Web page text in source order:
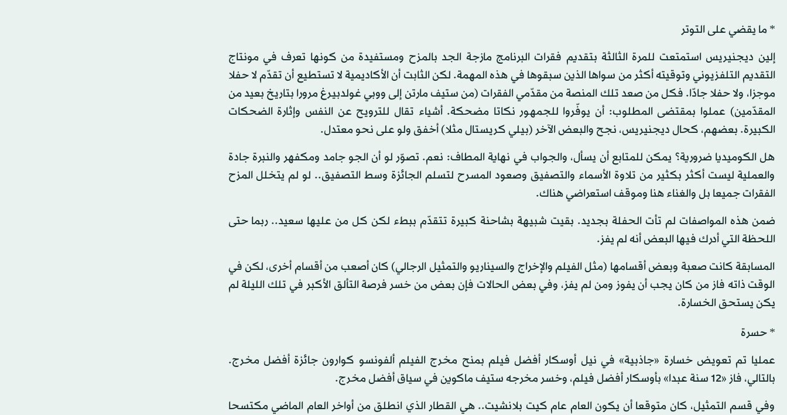
* ما يقضي على التوتر
إلين ديجنيريس استمتعت للمرة الثالثة بتقديم فقرات البرنامج مازجة الجد بالمزح ومستفيدة من كونها تعرف في مونتاج
التقديم التلفزيوني وتوقيته أكثر من سواها الذين سبقوها في هذه المهمة. لكن الثابت أن الأكاديمية لا تستطيع أن تقدّم لا حفلا
موجزا، ولا حفلا جادّا. فكل من صعد تلك المنصة من مقدّمي الفقرات (من ستيف مارتن إلى ووبي غولدبيرغ مرورا بتاريخ بعيد من
المقدّمين) عملوا بمقتضى المطلوب: أن يوفّروا للجمهور نكاتا مضحكة. أشياء تقال للترويح عن النفس وإثارة الضحكات
الكبيرة. بعضهم، كحال ديجنيريس، نجح والبعض الآخر (بيلي كريستال مثلا) أخفق ولو على نحو معتدل.
هل الكوميديا ضرورية؟ يمكن للمتابع أن يسأل، والجواب في نهاية المطاف: نعم. تصوّر لو أن الجو جامد ومكفهر والنبرة جادة
والعملية ليست أكثر بكثير من تلاوة الأسماء والتصفيق وصعود المسرح لتسلم الجائزة وسط التصفيق.. لو لم يتخلل المزح
الفقرات جميعا بل والغناء هنا وموقف استعراضي هناك.
ضمن هذه المواصفات لم تأت الحفلة بجديد. بقيت شبيهة بشاحنة كبيرة تتقدّم ببطء لكن كل من عليها سعيد.. ربما حتى
اللحظة التي أدرك فيها البعض أنه لم يفز.
المسابقة كانت صعبة وبعض أقسامها (مثل الفيلم والإخراج والسيناريو والتمثيل الرجالي) كان أصعب من أقسام أخرى، لكن في
الوقت ذاته فاز من كان يجب أن يفوز ومن لم يفز، وفي بعض الحالات فإن بعض من خسر فرصة التألق الأكبر في تلك الليلة لم
يكن يستحق الخسارة.
* حسرة
عمليا تم تعويض خسارة «جاذبية» في نيل أوسكار أفضل فيلم بمنح مخرج الفيلم ألفونسو كوارون جائزة أفضل مخرج.
بالتالي، فاز «12 سنة عبدا» بأوسكار أفضل فيلم، وخسر مخرجه ستيف ماكوين في سياق أفضل مخرج.
وفي قسم التمثيل، كان متوقعا أن يكون العام عام كيت بلانشيت.. هي القطار الذي انطلق من أواخر العام الماضي مكتسحا